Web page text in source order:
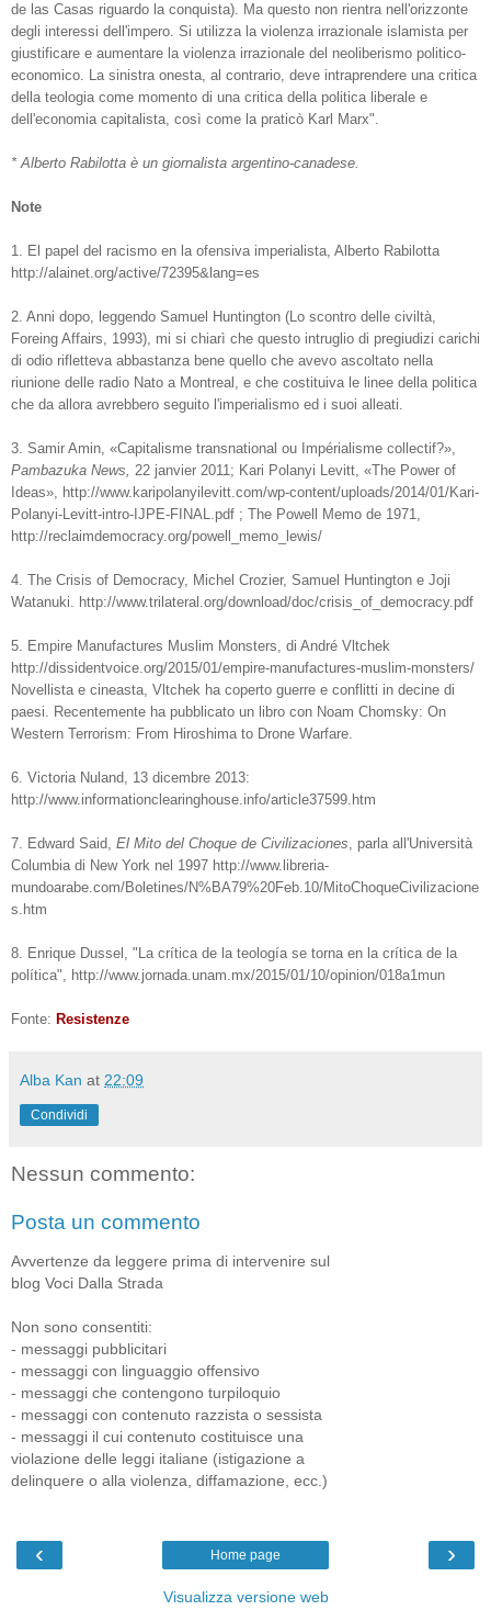
de las Casas riguardo la conquista). Ma questo non rientra nell'orizzonte
degli interessi dell'impero. Si utilizza la violenza irrazionale islamista per
giustificare e aumentare la violenza irrazionale del neoliberismo politico-
economico. La sinistra onesta, al contrario, deve intraprendere una critica
della teologia come momento di una critica della politica liberale e
dell'economia capitalista, così come la praticò Karl Marx".
* Alberto Rabilotta è un giornalista argentino-canadese.
Note
1. El papel del racismo en la ofensiva imperialista, Alberto Rabilotta
http://alainet.org/active/72395&lang=es
2. Anni dopo, leggendo Samuel Huntington (Lo scontro delle civiltà,
Foreing Affairs, 1993), mi si chiarì che questo intruglio di pregiudizi carichi
di odio rifletteva abbastanza bene quello che avevo ascoltato nella
riunione delle radio Nato a Montreal, e che costituiva le linee della politica
che da allora avrebbero seguito l'imperialismo ed i suoi alleati.
3. Samir Amin, «Capitalisme transnational ou Impérialisme collectif?»,
Pambazuka News, 22 janvier 2011; Kari Polanyi Levitt, «The Power of
Ideas», http://www.karipolanyilevitt.com/wp-content/uploads/2014/01/Kari-
Polanyi-Levitt-intro-IJPE-FINAL.pdf ; The Powell Memo de 1971,
http://reclaimdemocracy.org/powell_memo_lewis/
4. The Crisis of Democracy, Michel Crozier, Samuel Huntington e Joji
Watanuki. http://www.trilateral.org/download/doc/crisis_of_democracy.pdf
5. Empire Manufactures Muslim Monsters, di André Vltchek
http://dissidentvoice.org/2015/01/empire-manufactures-muslim-monsters/
Novellista e cineasta, Vltchek ha coperto guerre e conflitti in decine di
paesi. Recentemente ha pubblicato un libro con Noam Chomsky: On
Western Terrorism: From Hiroshima to Drone Warfare.
6. Victoria Nuland, 13 dicembre 2013:
http://www.informationclearinghouse.info/article37599.htm
7. Edward Said, El Mito del Choque de Civilizaciones, parla all'Università
Columbia di New York nel 1997 http://www.libreria-
mundoarabe.com/Boletines/N%BA79%20Feb.10/MitoChoqueCivilizacione
s.htm
8. Enrique Dussel, "La crítica de la teología se torna en la crítica de la
política", http://www.jornada.unam.mx/2015/01/10/opinion/018a1mun
Fonte: Resistenze
Alba Kan at 22:09
Condividi
Nessun commento:
Posta un commento
Avvertenze da leggere prima di intervenire sul
blog Voci Dalla Strada
Non sono consentiti:
- messaggi pubblicitari
- messaggi con linguaggio offensivo
- messaggi che contengono turpiloquio
- messaggi con contenuto razzista o sessista
- messaggi il cui contenuto costituisce una
violazione delle leggi italiane (istigazione a
delinquere o alla violenza, diffamazione, ecc.)
‹ ›
Home page
Visualizza versione web